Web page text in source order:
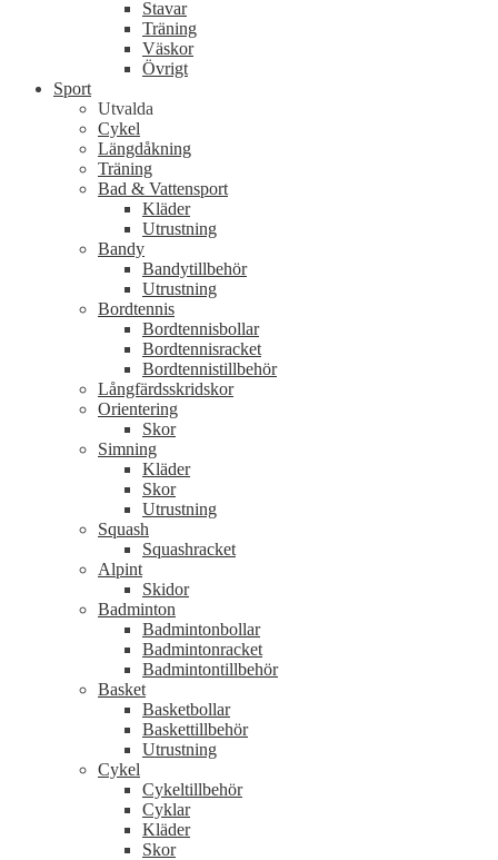
Stavar
Träning
Väskor
Övrigt
Sport
Utvalda
Cykel
Längdåkning
Träning
Bad & Vattensport
Kläder
Utrustning
Bandy
Bandytillbehör
Utrustning
Bordtennis
Bordtennisbollar
Bordtennisracket
Bordtennistillbehör
Långfärdsskridskor
Orientering
Skor
Simning
Kläder
Skor
Utrustning
Squash
Squashracket
Alpint
Skidor
Badminton
Badmintonbollar
Badmintonracket
Badmintontillbehör
Basket
Basketbollar
Baskettillbehör
Utrustning
Cykel
Cykeltillbehör
Cyklar
Kläder
Skor